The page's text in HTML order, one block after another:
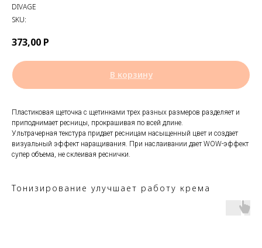
DIVAGE
SKU:
373,00 Р
В корзину
Пластиковая щеточка с щетинками трех разных размеров разделяет и
приподнимает ресницы, прокрашивая по всей длине.
Ультрачерная текстура придает ресницам насыщенный цвет и создает
визуальный эффект наращивания. При наслаивании дает WOW-эффект
супер объема, не склеивая реснички.
Тонизирование улучшает работу крема